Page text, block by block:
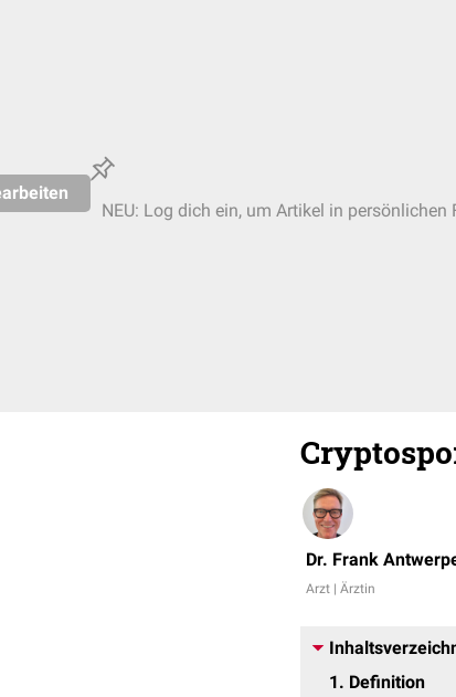
NEU: Log dich ein, um Artikel in
Dr. Frank
Arzt | Ärztin
1
Definition